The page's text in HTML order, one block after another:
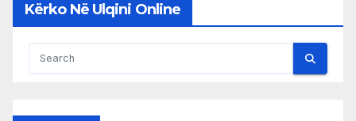
Kërko Në Ulqini Online